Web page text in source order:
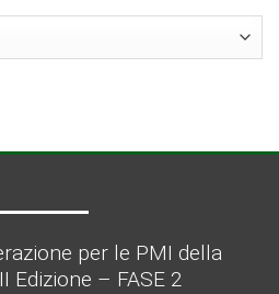
per le PMI della
Edizione – FASE 2